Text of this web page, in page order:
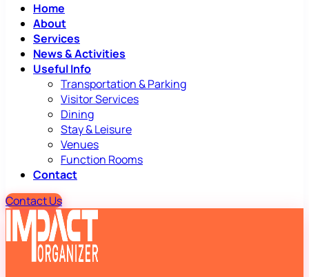
Home
About
Services
News & Activities
Useful Info
Transportation & Parking
Visitor Services
Dining
Stay & Leisure
Venues
Function Rooms
Contact
Contact Us